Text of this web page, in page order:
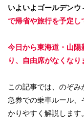
いよいよゴールデンウ
で帰省や旅行を予定し
今日から東海道・山
り、自由席がなくなり
この記事では、のぞ
急券での乗車ルール
かりやすく解説します。